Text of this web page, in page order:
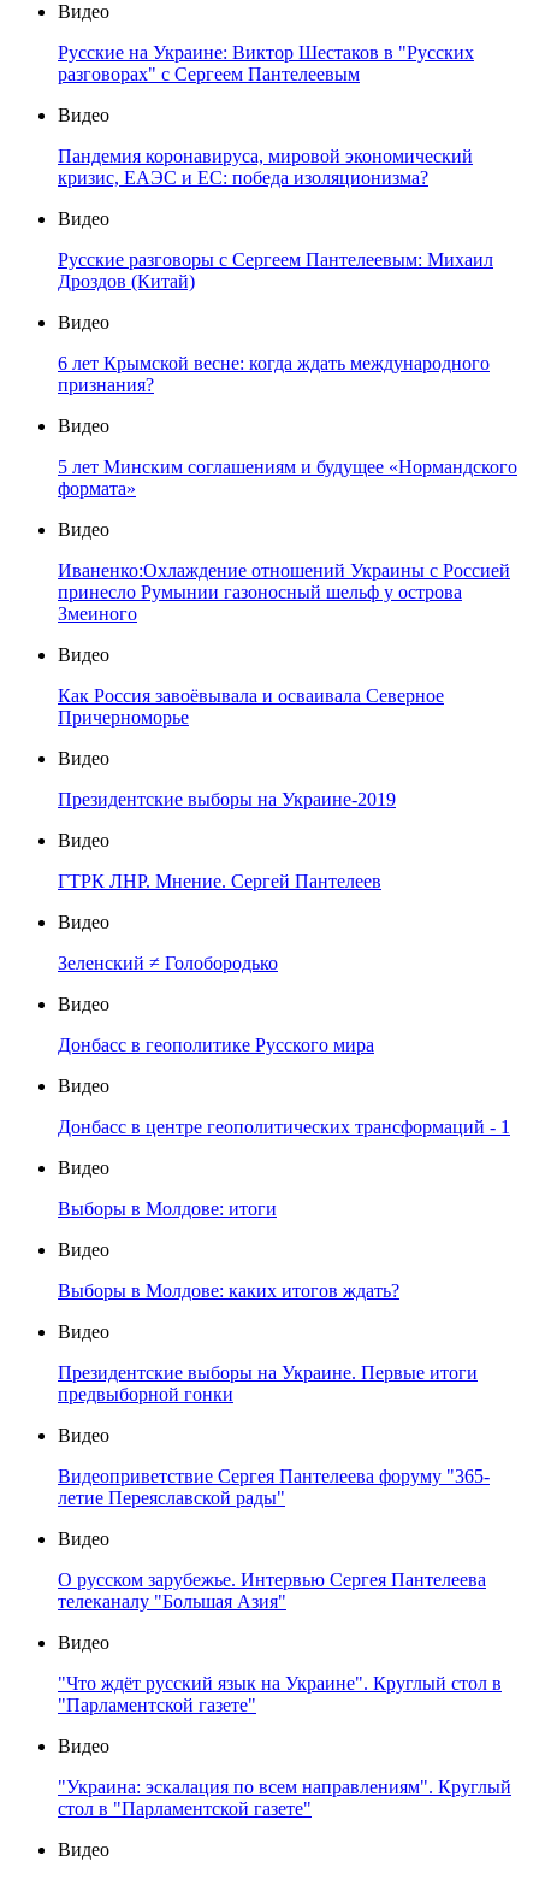
Видео
Русские на Украине: Виктор Шестаков в "Русских
разговорах" с Сергеем Пантелеевым
Видео
Пандемия коронавируса, мировой экономический
кризис, ЕАЭС и ЕС: победа изоляционизма?
Видео
Русские разговоры с Сергеем Пантелеевым: Михаил
Дроздов (Китай)
Видео
6 лет Крымской весне: когда ждать международного
признания?
Видео
5 лет Минским соглашениям и будущее «Нормандского
формата»
Видео
Иваненко:Охлаждение отношений Украины с Россией
принесло Румынии газоносный шельф у острова
Змеиного
Видео
Как Россия завоёвывала и осваивала Северное
Причерноморье
Видео
Президентские выборы на Украине-2019
Видео
ГТРК ЛНР. Мнение. Сергей Пантелеев
Видео
Зеленский ≠ Голобородько
Видео
Донбасс в геополитике Русского мира
Видео
Донбасс в центре геополитических трансформаций - 1
Видео
Выборы в Молдове: итоги
Видео
Выборы в Молдове: каких итогов ждать?
Видео
Президентские выборы на Украине. Первые итоги
предвыборной гонки
Видео
Видеоприветствие Сергея Пантелеева форуму "365-
летие Переяславской рады"
Видео
О русском зарубежье. Интервью Сергея Пантелеева
телеканалу "Большая Азия"
Видео
"Что ждёт русский язык на Украине". Круглый стол в
"Парламентской газете"
Видео
"Украина: эскалация по всем направлениям". Круглый
стол в "Парламентской газете"
Видео